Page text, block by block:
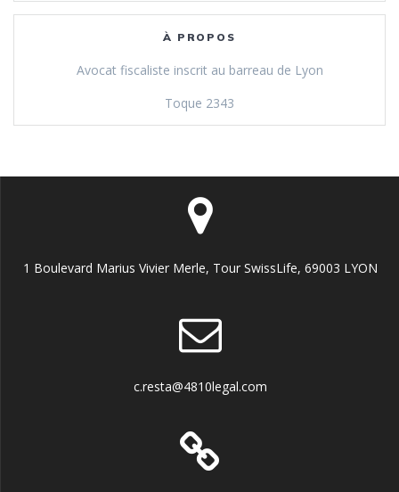
À PROPOS
Avocat fiscaliste inscrit au barreau de Lyon
Toque 2343
1 Boulevard Marius Vivier Merle, Tour SwissLife, 69003 LYON
c.resta@4810legal.com